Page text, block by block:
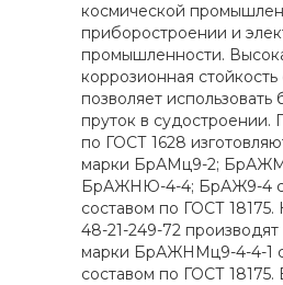
космической
приборостроении и
промышленности.
коррозионная стойкость
позволяет использовать
пруток в судостроении.
по ГОСТ 1628
марки БрАМц9-2;
БрАЖНЮ-4-4; БрАЖ9-4 с
составом по ГОСТ
48-21-249-72
марки БрАЖНМц9-4-4-1
составом по ГОСТ 18175.